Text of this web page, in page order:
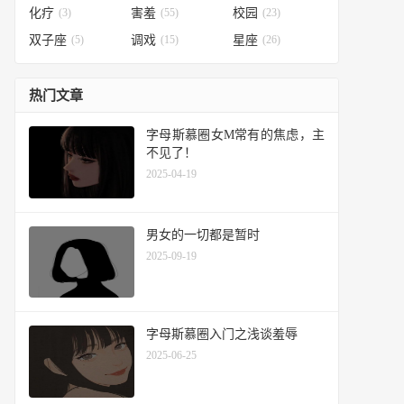
化疗 (3) 害羞 (55) 校园 (23)
双子座 (5) 调戏 (15) 星座 (26)
热门文章
字母斯慕圈女M常有的焦虑，主
不见了！
2025-04-19
男女的一切都是暂时
2025-09-19
字母斯慕圈入门之浅谈羞辱
2025-06-25